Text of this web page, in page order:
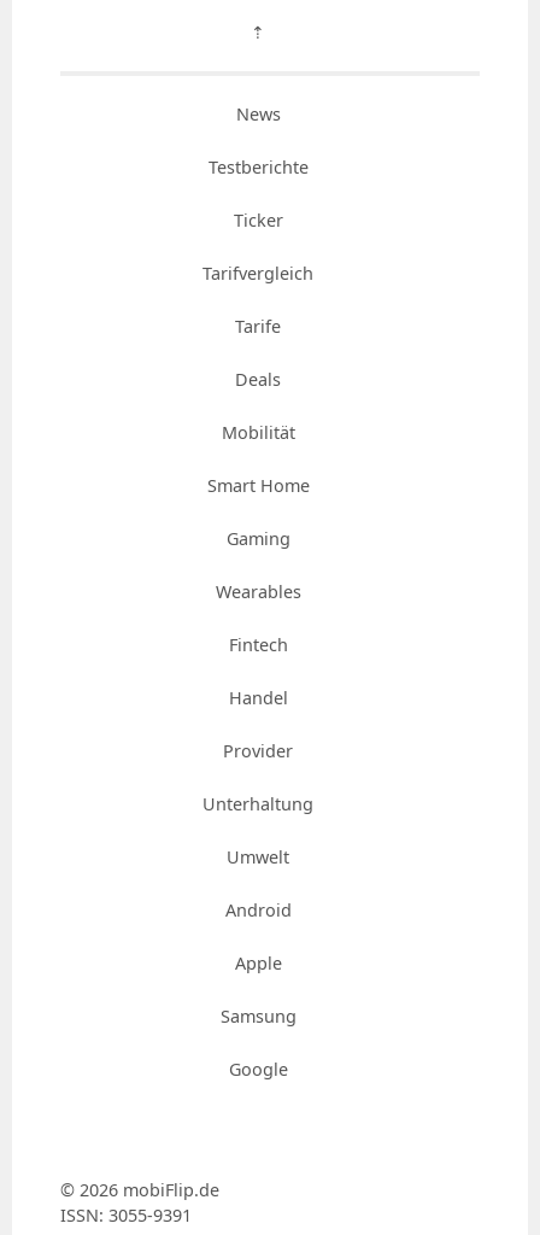
⇡
News
Testberichte
Ticker
Tarifvergleich
Tarife
Deals
Mobilität
Smart Home
Gaming
Wearables
Fintech
Handel
Provider
Unterhaltung
Umwelt
Android
Apple
Samsung
Google
© 2026 mobiFlip.de
ISSN: 3055-9391